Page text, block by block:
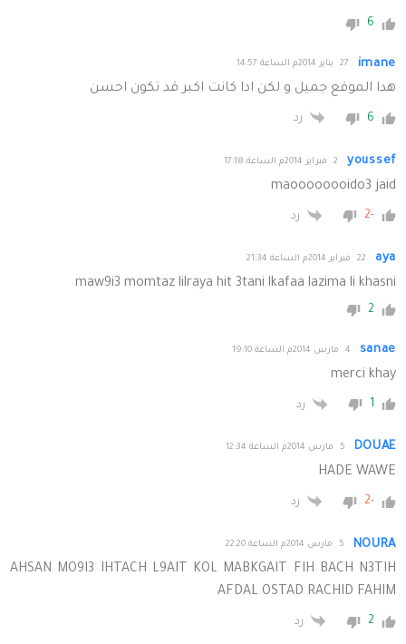
6
imane 27 يناير 2014م الساعة 14:57
هدا الموقع جميل و لكن ادا كانت اكبر قد تكون احسن
6 رد
youssef 2 فبراير 2014م الساعة 17:18
maoooooooido3 jaid
-2 رد
aya 22 فبراير 2014م الساعة 21:34
maw9i3 momtaz lilraya hit 3tani lkafaa lazima li khasni
2
sanae 4 مارس 2014م الساعة 19:10
merci khay
1 رد
DOUAE 5 مارس 2014م الساعة 12:34
HADE WAWE
-2 رد
NOURA 5 مارس 2014م الساعة 22:20
AHSAN MO9I3 IHTACH L9AIT KOL MABKGAIT FIH BACH N3TIH
AFDAL OSTAD RACHID FAHIM
2 رد